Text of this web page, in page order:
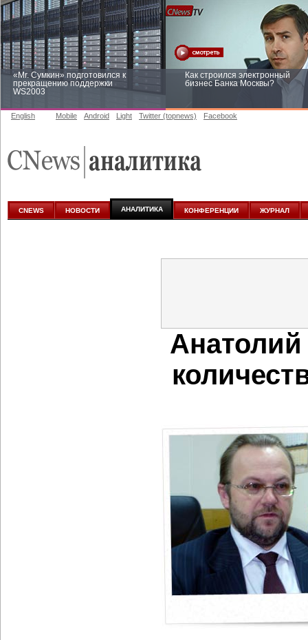
«Mr. Сумкин» подготовился к
прекращению поддержки
WS2003
Как строился электронный
бизнес Банка Москвы?
аналитике
English Mobile Android Light Twitter (topnews) Facebook
CNEWS НОВОСТИ АНАЛИТИКА КОНФЕРЕНЦИИ ЖУРНАЛ